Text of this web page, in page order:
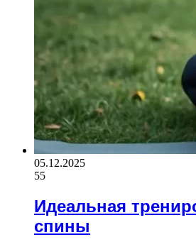
05.12.2025
55
Идеальная
спины